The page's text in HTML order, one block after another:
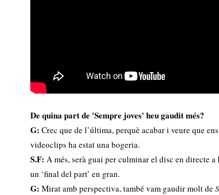
De quina part de 'Sempre joves' heu gaudit més?
G:Crec que de l’última, perquè acabar i veure que
videoclips ha estat una bogeria.
S.F: A més, serà guai per culminar el disc en directe
un ‘final del part’ en gran.
G: Mirat amb perspectiva, també vam gaudir molt de